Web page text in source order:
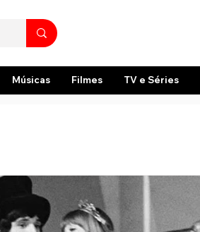
Músicas Filmes TV e Séries